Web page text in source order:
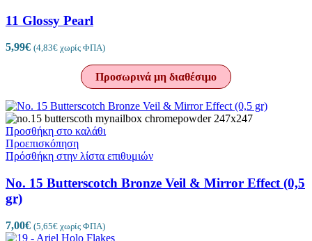
11 Glossy Pearl
5,99€ (4,83€ χωρίς ΦΠΑ)
Προσωρινά μη διαθέσιμο
Προσθήκη στο καλάθι
Προεπισκόπηση
Πρόσθήκη στην λίστα επιθυμιών
No. 15 Butterscotch Bronze Veil & Mirror Effect (0,5
gr)
7,00€ (5,65€ χωρίς ΦΠΑ)